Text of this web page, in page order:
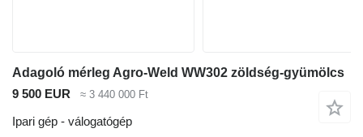
Adagoló mérleg Agro-Weld WW302 zöldség-gyümölcs
9 500 EUR
≈ 3 440 000 Ft
Ipari gép - válogatógép